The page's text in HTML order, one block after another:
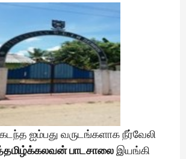
ஐம்பது வருடங்களாக நீர்வேலி
பாடசாலை இயங்கி